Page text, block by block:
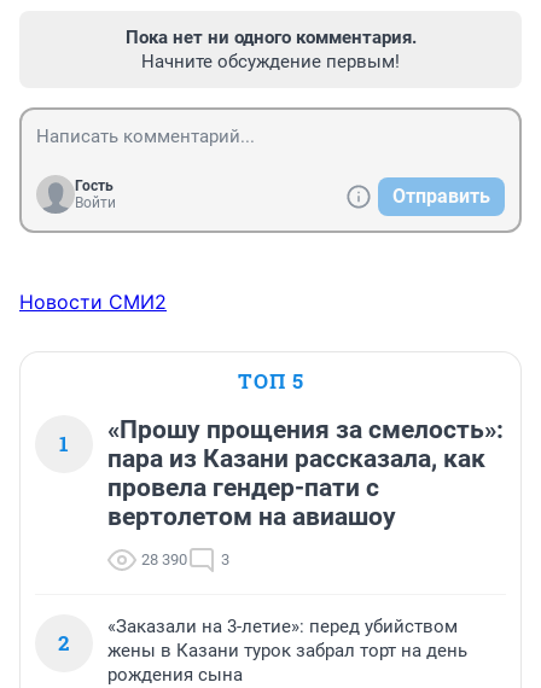
Пока нет ни одного комментария.
Начните обсуждение первым!
Гость
Войти
Отправить
Новости СМИ2
ТОП 5
1
«Прошу прощения за смелость»:
пара из Казани рассказала, как
провела гендер-пати с
вертолетом на авиашоу
28 390 3
2
«Заказали на 3-летие»: перед убийством
жены в Казани турок забрал торт на день
рождения сына